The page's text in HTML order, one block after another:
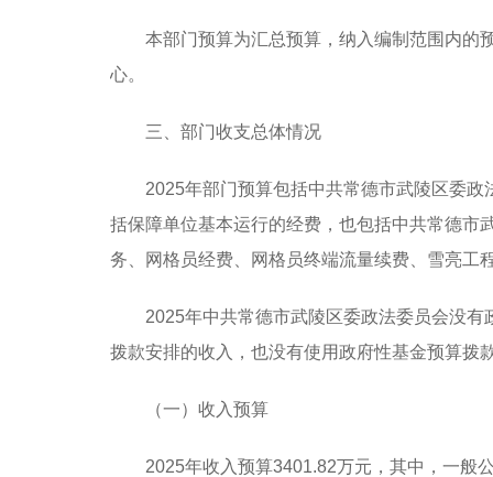
本部门预算为汇总预算，纳入编制范围内的
心。
三、部门收支总体情况
2025年部门预算包括中共常德市武陵区委
括保障单位基本运行的经费，也包括中共常德市
务、网格员经费、网格员终端流量续费、雪亮工
2025年中共常德市武陵区委政法委员会没
拨款安排的收入，也没有使用政府性基金预算拨
（一）收入预算
2025年收入预算3401.82万元，其中，一般